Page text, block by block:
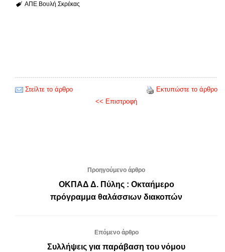
ΑΠΕ Βουλή Σκρέκας
Στείλτε το άρθρο
Εκτυπώστε το άρθρο
<< Επιστροφή
Προηγούμενο άρθρο
ΟΚΠΑΔ Δ. Πύλης : Οκταήμερο
πρόγραμμα θαλάσσιων διακοπών
Επόμενο άρθρο
Συλλήψεις για παράβαση του νόμου